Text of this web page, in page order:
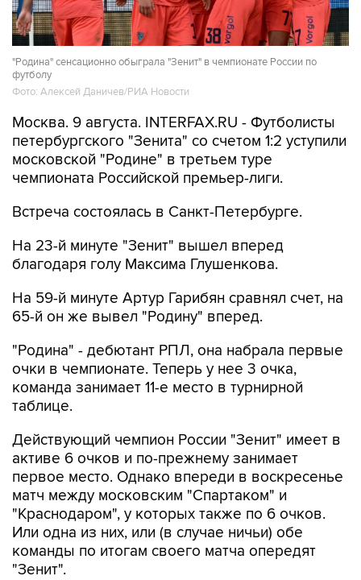
"Родина" сенсационно обыграла "Зенит" в чемпионате России по
футболу
Фото: Алексей Даничев/РИА Новости
Москва. 9 августа. INTERFAX.RU - Футболисты
петербургского "Зенита" со счетом 1:2 уступили
московской "Родине" в третьем туре
чемпионата Российской премьер-лиги.
Встреча состоялась в Санкт-Петербурге.
На 23-й минуте "Зенит" вышел вперед
благодаря голу Максима Глушенкова.
На 59-й минуте Артур Гарибян сравнял счет, на
65-й он же вывел "Родину" вперед.
"Родина" - дебютант РПЛ, она набрала первые
очки в чемпионате. Теперь у нее 3 очка,
команда занимает 11-е место в турнирной
таблице.
Действующий чемпион России "Зенит" имеет в
активе 6 очков и по-прежнему занимает
первое место. Однако впереди в воскресенье
матч между московским "Спартаком" и
"Краснодаром", у которых также по 6 очков.
Или одна из них, или (в случае ничьи) обе
команды по итогам своего матча опередят
"Зенит".